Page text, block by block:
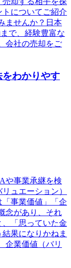
についてご紹介
ませんか？日本
で、経験豊富な
会社の売却をご
わかりやす
や事業承継を検
ュエーション）
事業価値」「企
念があり、それ
「思っていた金
果になりかねま
企業価値（バリ